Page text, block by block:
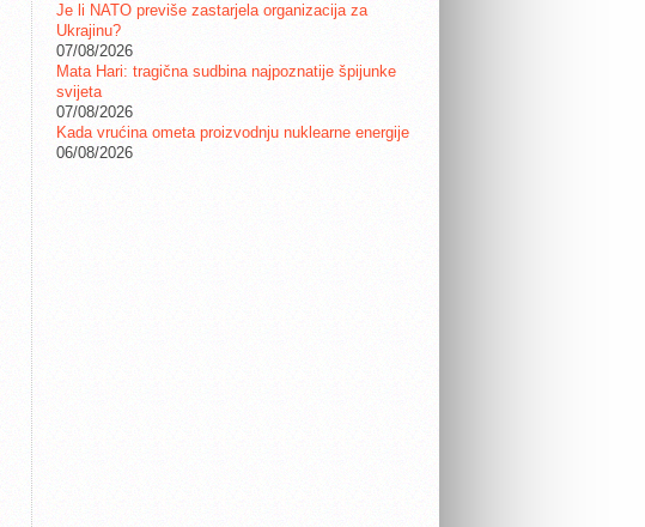
Je li NATO previše zastarjela organizacija za
Ukrajinu?
07/08/2026
Mata Hari: tragična sudbina najpoznatije špijunke
svijeta
07/08/2026
Kada vrućina ometa proizvodnju nuklearne energije
06/08/2026